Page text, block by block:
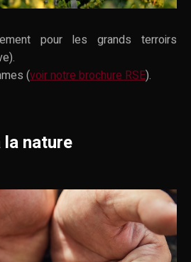
pour les grands terroirs
(voir notre brochure RSE).
nature